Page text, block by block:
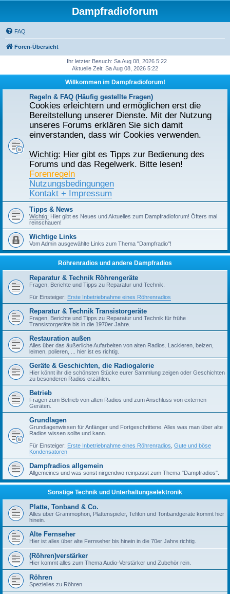
Dampfradioforum
FAQ
Foren-Übersicht
Ihr letzter Besuch: Sa Aug 08, 2026 5:22
Aktuelle Zeit: Sa Aug 08, 2026 5:22
Willkommen im Dampfradioforum!
Regeln & FAQ (Häufig gestellte Fragen)
Cookies erleichtern und ermöglichen erst die
Bereitstellung unserer Dienste. Mit der Nutzung
unseres Forums erklären Sie sich damit
einverstanden, dass wir Cookies verwenden.
Wichtig: Hier gibt es Tipps zur Bedienung des
Forums und das Regelwerk. Bitte lesen!
Forenregeln
Nutzungsbedingungen
Kontakt + Impressum
Tipps & News
Wichtig: Hier gibt es Neues und Aktuelles zum Dampfradioforum! Öfters mal
reinschauen!
Wichtige Links
Vom Admin ausgewählte Links zum Thema "Dampfradio"!
Röhrenradios und andere Dampfradios
Reparatur & Technik Röhrengeräte
Fragen, Berichte und Tipps zu Reparatur und Technik.
Für Einsteiger: Erste Inbetriebnahme eines Röhrenradios
Reparatur & Technik Transistorgeräte
Fragen, Berichte und Tipps zu Reparatur und Technik für frühe
Transistorgeräte bis in die 1970er Jahre.
Restauration außen
Alles über das äußerliche Aufarbeiten von alten Radios. Lackieren, beizen,
leimen, polieren, ... hier ist es richtig.
Geräte & Geschichten, die Radiogalerie
Hier könnt ihr die schönsten Stücke eurer Sammlung zeigen oder Geschichten
zu besonderen Radios erzählen.
Betrieb
Fragen zum Betrieb von alten Radios und zum Anschluss von externen
Geräten.
Grundlagen
Grundlagenwissen für Anfänger und Fortgeschrittene. Alles was man über alte
Radios wissen sollte und kann.
Für Einsteiger: Erste Inbetriebnahme eines Röhrenradios Gute und böse
Kondensatoren
Dampfradios allgemein
Allgemeines und was sonst nirgendwo reinpasst zum Thema "Dampfradios".
Sonstige Technik und Unterhaltungselektronik
Platte, Tonband & Co.
Alles über Grammophon, Plattenspieler, Tefifon und Tonbandgeräte kommt hier
hinein.
Alte Fernseher
Hier ist alles über alte Fernseher bis hinein in die 70er Jahre richtig.
(Röhren)verstärker
Hier kommt alles zum Thema Audio-Verstärker und Zubehör rein.
Röhren
Spezielles zu Röhren